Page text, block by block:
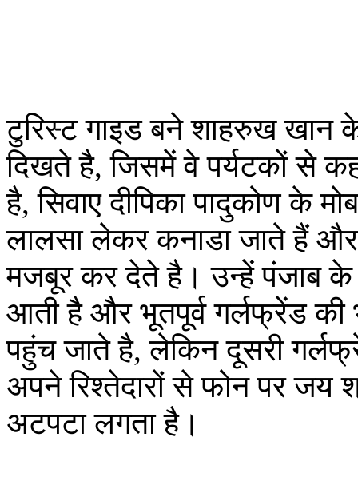
टुरिस्ट गाइड बने शाहरुख खान
दिखते है, जिसमें वे पर्यटकों से
है, सिवाए दीपिका पादुकोण के
लालसा लेकर कनाडा जाते हैं और
मजबूर कर देते है। उन्हें पंजाब
आती है और भूतपूर्व गर्लफ्रेंड
पहुंच जाते है, लेकिन दूसरी
अपने रिश्तेदारों से फोन पर जय
अटपटा लगता है।